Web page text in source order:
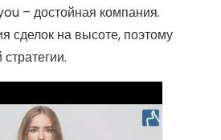
– достойная компания.
сделок на высоте, поэтому